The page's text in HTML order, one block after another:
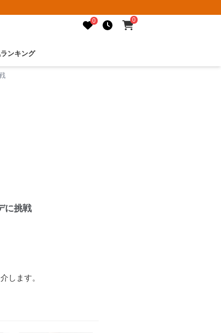
0 0
ンキング
に挑戦
します。